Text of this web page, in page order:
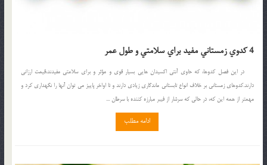
4 كدوي زمستاني مفيد براي سلامتي و طول عمر
در اين فصل كدوها، كه حاوي آنتي اكسيدان هايي بسيار قوي و مؤثر و براي سلامتي مفيدند،قيمت ارزاني
دارند.كدوهاي زمستاني بر خلاف انواع تابستاني ماندگاري زيادي دارند و تا اواخر پاييز مي توان آنها را نگهداري كرد و
مهمتر از همه اين كه، در حالي كه سرشار از فيبر مبارزه كننده با سرطان ...
ادامه مطلب